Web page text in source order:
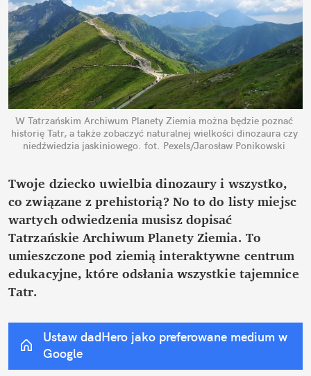
W Tatrzańskim Archiwum Planety Ziemia można będzie poznać
historię Tatr, a także zobaczyć naturalnej wielkości dinozaura czy
niedźwiedzia jaskiniowego. fot. Pexels/Jarosław Ponikowski
Twoje dziecko uwielbia dinozaury i wszystko,
co związane z prehistorią? No to do listy miejsc
wartych odwiedzenia musisz dopisać
Tatrzańskie Archiwum Planety Ziemia. To
umieszczone pod ziemią interaktywne centrum
edukacyjne, które odsłania wszystkie tajemnice
Tatr.
Ustaw dadHero jako preferowane medium w
Google